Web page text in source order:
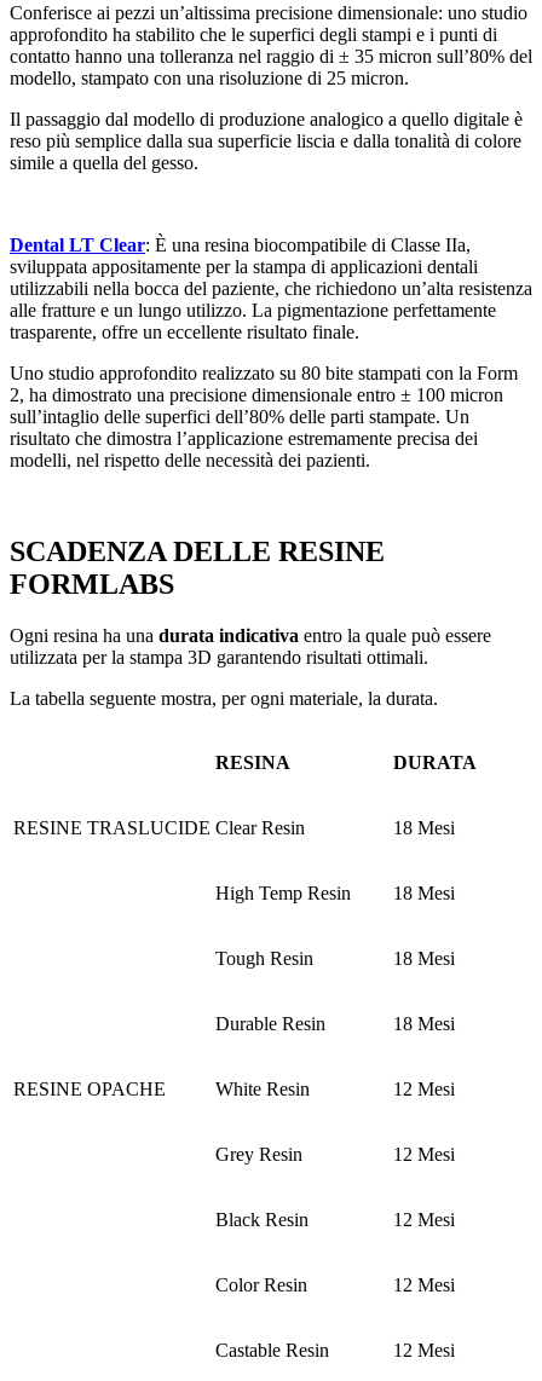
Conferisce ai pezzi un’altissima precisione dimensionale: uno studio
approfondito ha stabilito che le superfici degli stampi e i punti di
contatto hanno una tolleranza nel raggio di ± 35 micron sull’80% del
modello, stampato con una risoluzione di 25 micron.
Il passaggio dal modello di produzione analogico a quello digitale è
reso più semplice dalla sua superficie liscia e dalla tonalità di colore
simile a quella del gesso.
Dental LT Clear: È una resina biocompatibile di Classe IIa,
sviluppata appositamente per la stampa di applicazioni dentali
utilizzabili nella bocca del paziente, che richiedono un’alta resistenza
alle fratture e un lungo utilizzo. La pigmentazione perfettamente
trasparente, offre un eccellente risultato finale.
Uno studio approfondito realizzato su 80 bite stampati con la Form
2, ha dimostrato una precisione dimensionale entro ± 100 micron
sull’intaglio delle superfici dell’80% delle parti stampate. Un
risultato che dimostra l’applicazione estremamente precisa dei
modelli, nel rispetto delle necessità dei pazienti.
SCADENZA DELLE RESINE
FORMLABS
Ogni resina ha una durata indicativa entro la quale può essere
utilizzata per la stampa 3D garantendo risultati ottimali.
La tabella seguente mostra, per ogni materiale, la durata.
RESINA DURATA
RESINE TRASLUCIDE Clear Resin 18 Mesi
High Temp Resin 18 Mesi
Tough Resin 18 Mesi
Durable Resin 18 Mesi
RESINE OPACHE White Resin 12 Mesi
Grey Resin 12 Mesi
Black Resin 12 Mesi
Color Resin 12 Mesi
Castable Resin 12 Mesi